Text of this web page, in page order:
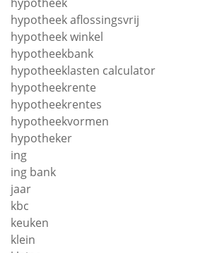
hypotheek
hypotheek aflossingsvrij
hypotheek winkel
hypotheekbank
hypotheeklasten calculator
hypotheekrente
hypotheekrentes
hypotheekvormen
hypotheker
ing
ing bank
jaar
kbc
keuken
klein